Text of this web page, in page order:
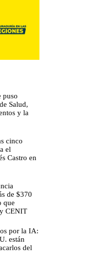
puso
Salud,
y la
cinco
el
Castro en
de $370
que
CENIT
por la IA:
están
del